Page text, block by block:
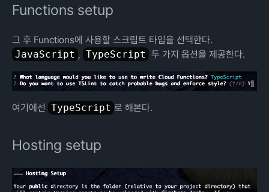
Functions setup
그 후 Functions에 사용할 스크립트 타입을 선택한다.
JavaScript , TypeScript 두 가지 옵션을 제공한다.
여기에선 TypeScript 로 해본다.
Hosting setup